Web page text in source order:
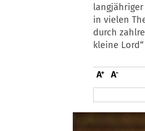
in vielen
durch
kleine